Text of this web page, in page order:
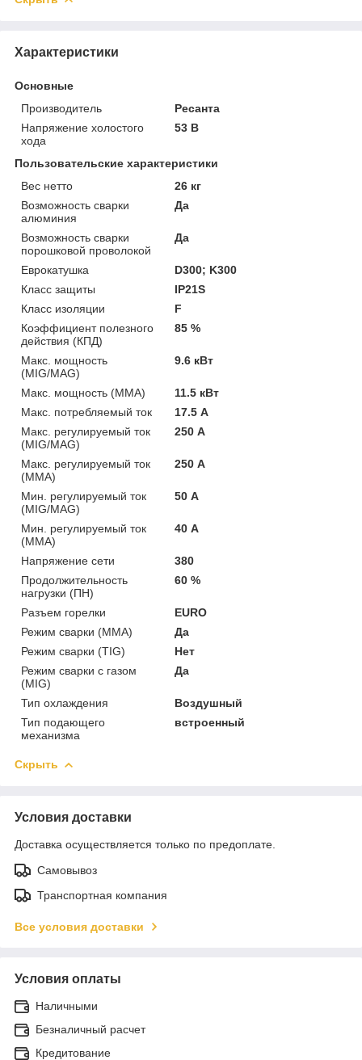
Характеристики
Основные
Производитель
Ресанта
Напряжение холостого
хода
53 В
Пользовательские характеристики
Вес нетто
26 кг
Возможность сварки
алюминия
Да
Возможность сварки
порошковой проволокой
Да
Еврокатушка
D300; K300
Класс защиты
IP21S
Класс изоляции
F
Коэффициент полезного
действия (КПД)
85 %
Макс. мощность
(MIG/MAG)
9.6 кВт
Макс. мощность (MMA)
11.5 кВт
Макс. потребляемый ток
17.5 А
Макс. регулируемый ток
(MIG/MAG)
250 А
Макс. регулируемый ток
(MMA)
250 А
Мин. регулируемый ток
(MIG/MAG)
50 А
Мин. регулируемый ток
(MMA)
40 А
Напряжение сети
380
Продолжительность
нагрузки (ПН)
60 %
Разъем горелки
EURO
Режим сварки (MMA)
Да
Режим сварки (TIG)
Нет
Режим сварки с газом
(MIG)
Да
Тип охлаждения
Воздушный
Тип подающего
механизма
встроенный
Скрыть
Условия доставки
Доставка осуществляется только по предоплате.
Самовывоз
Транспортная компания
Все условия доставки
Условия оплаты
Наличными
Безналичный расчет
Кредитование